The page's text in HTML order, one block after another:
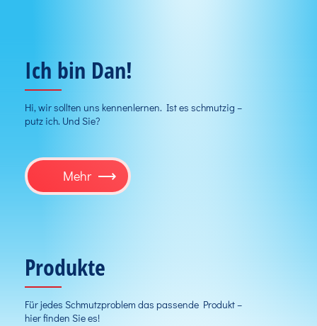
Ich bin Dan!
Hi, wir sollten uns kennenlernen. Ist es schmutzig –
putz ich. Und Sie?
Mehr
Produkte
Für jedes Schmutzproblem das passende Produkt –
hier finden Sie es!